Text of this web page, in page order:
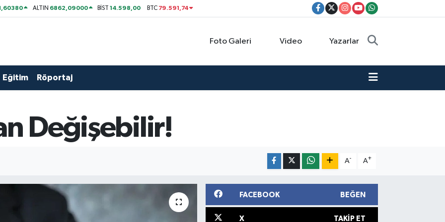
ALTIN 6862,09000 BİST14.598,00 BTC 79.591,74
Foto Galeri Video Yazarlar
Eğitim Röportaj
Değişebilir!
A- A+
FACEBOOK BEĞEN
X TAKIP ET